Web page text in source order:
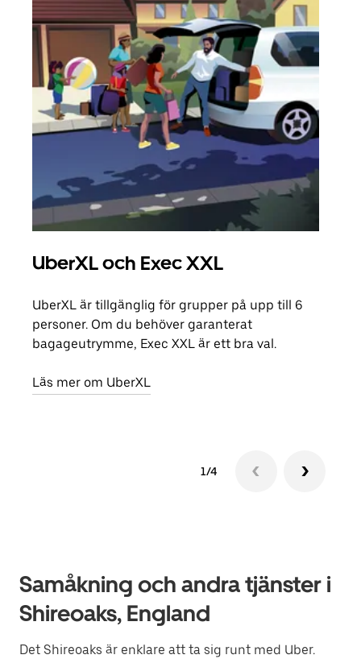
UberXL och Exec XXL
UberXL är tillgänglig för grupper på upp till 6
personer. Om du behöver garanterat
bagageutrymme, Exec XXL är ett bra val.
Läs mer om UberXL
1/4
Samåkning och andra tjänster i
Shireoaks, England
Det Shireoaks är enklare att ta sig runt med Uber.